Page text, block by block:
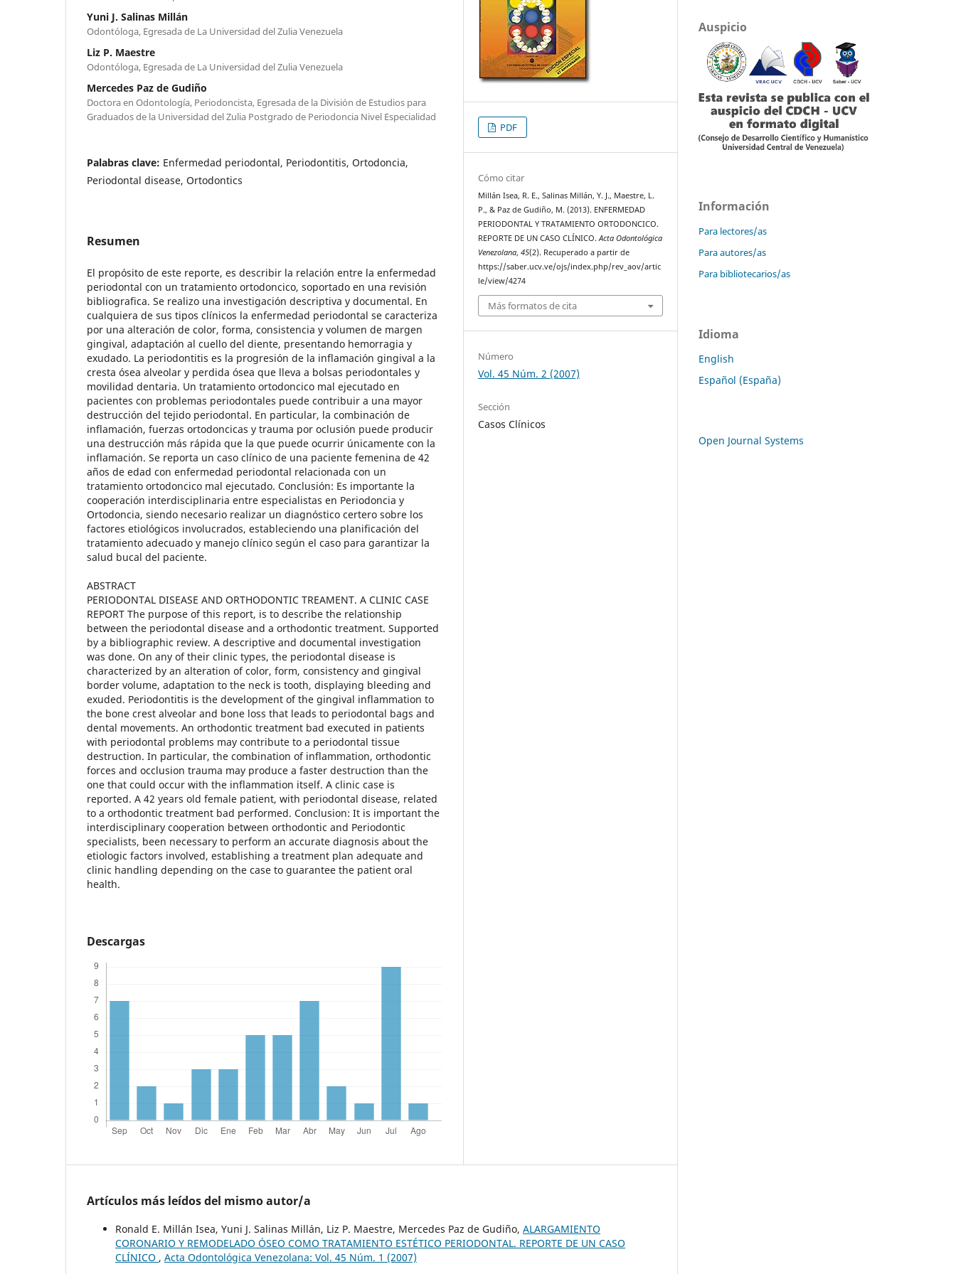
Yuni J. Salinas Millán
Odontóloga, Egresada de La Universidad del Zulia Venezuela
Liz P. Maestre
Odontóloga, Egresada de La Universidad del Zulia Venezuela
Mercedes Paz de Gudiño
Doctora en Odontología, Periodoncista, Egresada de la División de Estudios para
Graduados de la Universidad del Zulia Postgrado de Periodoncia Nivel Especialidad
Palabras clave: Enfermedad periodontal, Periodontitis, Ortodoncia,
Periodontal disease, Ortodontics
Resumen
El propósito de este reporte, es describir la relación entre la enfermedad
periodontal con un tratamiento ortodoncico, soportado en una revisión
bibliografica. Se realizo una investigación descriptiva y documental. En
cualquiera de sus tipos clínicos la enfermedad periodontal se caracteriza
por una alteración de color, forma, consistencia y volumen de margen
gingival, adaptación al cuello del diente, presentando hemorragia y
exudado. La periodontitis es la progresión de la inflamación gingival a la
cresta ósea alveolar y perdida ósea que lleva a bolsas periodontales y
movilidad dentaria. Un tratamiento ortodoncico mal ejecutado en
pacientes con problemas periodontales puede contribuir a una mayor
destrucción del tejido periodontal. En particular, la combinación de
inflamación, fuerzas ortodoncicas y trauma por oclusión puede producir
una destrucción más rápida que la que puede ocurrir únicamente con la
inflamación. Se reporta un caso clínico de una paciente femenina de 42
años de edad con enfermedad periodontal relacionada con un
tratamiento ortodoncico mal ejecutado. Conclusión: Es importante la
cooperación interdisciplinaria entre especialistas en Periodoncia y
Ortodoncia, siendo necesario realizar un diagnóstico certero sobre los
factores etiológicos involucrados, estableciendo una planificación del
tratamiento adecuado y manejo clínico según el caso para garantizar la
salud bucal del paciente.
ABSTRACT
PERIODONTAL DISEASE AND ORTHODONTIC TREAMENT. A CLINIC CASE
REPORT The purpose of this report, is to describe the relationship
between the periodontal disease and a orthodontic treatment. Supported
by a bibliographic review. A descriptive and documental investigation
was done. On any of their clinic types, the periodontal disease is
characterized by an alteration of color, form, consistency and gingival
border volume, adaptation to the neck is tooth, displaying bleeding and
exuded. Periodontitis is the development of the gingival inflammation to
the bone crest alveolar and bone loss that leads to periodontal bags and
dental movements. An orthodontic treatment bad executed in patients
with periodontal problems may contribute to a periodontal tissue
destruction. In particular, the combination of inflammation, orthodontic
forces and occlusion trauma may produce a faster destruction than the
one that could occur with the inflammation itself. A clinic case is
reported. A 42 years old female patient, with periodontal disease, related
to a orthodontic treatment bad performed. Conclusion: It is important the
interdisciplinary cooperation between orthodontic and Periodontic
specialists, been necessary to perform an accurate diagnosis about the
etiologic factors involved, establishing a treatment plan adequate and
clinic handling depending on the case to guarantee the patient oral
health.
Descargas
PDF
Cómo citar
Millán Isea, R. E., Salinas Millán, Y. J., Maestre, L.
P., & Paz de Gudiño, M. (2013). ENFERMEDAD
PERIODONTAL Y TRATAMIENTO ORTODONCICO.
REPORTE DE UN CASO CLÍNICO.Acta Odontológica
Venezolana,45(2). Recuperado a partir de
https://saber.ucv.ve/ojs/index.php/rev_aov/artic
le/view/4274
Más formatos de cita
Número
Vol. 45 Núm. 2 (2007)
Sección
Casos Clínicos
Artículos más leídos del mismo autor/a
Ronald E. Millán Isea, Yuni J. Salinas Millán, Liz P. Maestre, Mercedes Paz de Gudiño, ALARGAMIENTO
CORONARIO Y REMODELADO ÓSEO COMO TRATAMIENTO ESTÉTICO PERIODONTAL. REPORTE DE UN CASO
CLÍNICO , Acta Odontológica Venezolana: Vol. 45 Núm. 1 (2007)
Auspicio
Información
Para lectores/as
Para autores/as
Para bibliotecarios/as
Idioma
English
Español (España)
Open Journal Systems